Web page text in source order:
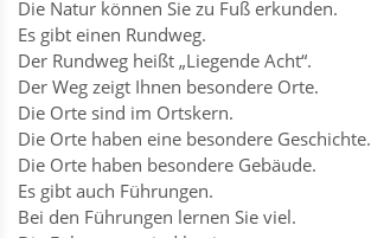
Die Natur können Sie zu Fuß erkunden.
Es gibt einen Rundweg.
Der Rundweg heißt „Liegende Acht“.
Der Weg zeigt Ihnen besondere Orte.
Die Orte sind im Ortskern.
Die Orte haben eine besondere Geschichte.
Die Orte haben besondere Gebäude.
Es gibt auch Führungen.
Bei den Führungen lernen Sie viel.